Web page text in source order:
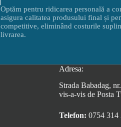
Optăm pentru ridicarea personală a
asigura calitatea produsului final și
competitive, eliminând costurile
livrarea.
Adresa:
Strada Babadag,
vis-a-vis de Posta
Telefon: 0754 314